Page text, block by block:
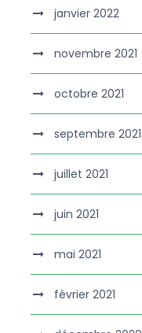
janvier 2022
novembre 2021
octobre 2021
septembre 2021
juillet 2021
juin 2021
mai 2021
février 2021